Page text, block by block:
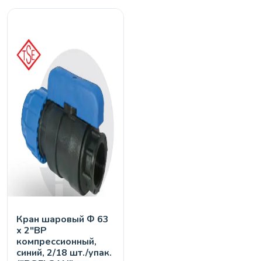
Кран шaровый Ф 63
х 2"ВР
компрессионный,
синий, 2/18 шт./упак.